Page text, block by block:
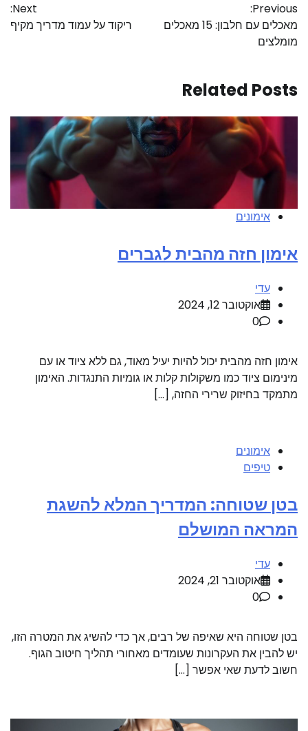
Previous:
מאכלים עם חלבון: 15 מאכלים
מומלצים
Next:
ריקוד על עמוד מדריך מקיף
Related Posts
אימונים
אימון חזה מהבית לגברים
עדי
אוקטובר 12, 2024
0
אימון חזה מהבית יכול להיות יעיל מאוד, גם ללא ציוד או עם
מינימום ציוד כמו משקולות קלות או גומיות התנגדות. האימון
מתמקד בחיזוק שרירי החזה, […]
אימונים
טיפים
בטן שטוחה: המדריך המלא להשגת
המראה המושלם
עדי
אוקטובר 21, 2024
0
בטן שטוחה היא שאיפה של רבים, אך כדי להשיג את המטרה הזו,
יש להבין את העקרונות שעומדים מאחורי תהליך חיטוב הגוף.
חשוב לדעת שאי אפשר […]